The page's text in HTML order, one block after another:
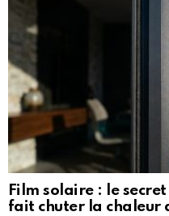
Film solaire : le
fait chuter la chaleur